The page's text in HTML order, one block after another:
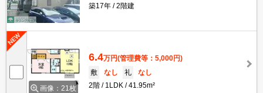
築17年
2階建
画像：21枚
6.4万円(管理費等：5,000円)
敷
なし 礼
なし
2階
1LDK 41.95m²